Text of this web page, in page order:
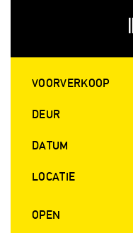
VOORVERKOOP
DEUR
DATUM
LOCATIE
OPEN